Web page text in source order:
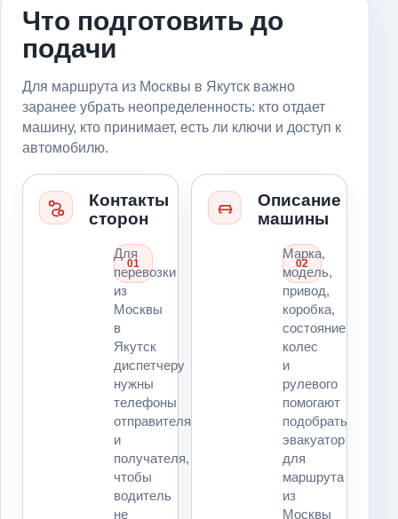
Что подготовить до
подачи
Для маршрута из Москвы в Якутск важно
заранее убрать неопределенность: кто отдает
машину, кто принимает, есть ли ключи и доступ к
автомобилю.
01
Контакты
сторон
Для
перевозки
из
Москвы
в
Якутск
диспетчеру
нужны
телефоны
отправителя
и
получателя,
чтобы
водитель
не
02
Описание
машины
Марка,
модель,
привод,
коробка,
состояние
колес
и
рулевого
помогают
подобрать
эвакуатор
для
маршрута
из
Москвы